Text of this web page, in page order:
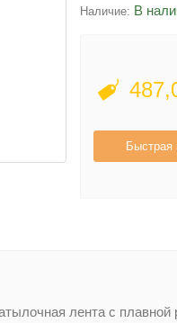
Наличие: В
Быстрая
лента с плавной